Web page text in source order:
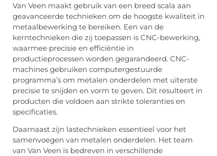
Van Veen maakt gebruik van een breed scala aan
geavanceerde technieken om de hoogste kwaliteit in
metaalbewerking te bereiken. Een van de
kerntechnieken die zij toepassen is CNC-bewerking,
waarmee precisie en efficiëntie in
productieprocessen worden gegarandeerd. CNC-
machines gebruiken computergestuurde
programma’s om metalen onderdelen met uiterste
precisie te snijden en vorm te geven. Dit resulteert in
producten die voldoen aan strikte toleranties en
specificaties.
Daarnaast zijn lastechnieken essentieel voor het
samenvoegen van metalen onderdelen. Het team
van Van Veen is bedreven in verschillende